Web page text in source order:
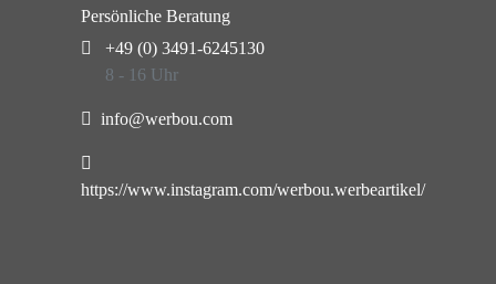
Persönliche Beratung
+49 (0) 3491-6245130
8 - 16 Uhr
info@werbou.com
https://www.instagram.com/werbou.werbeartikel/